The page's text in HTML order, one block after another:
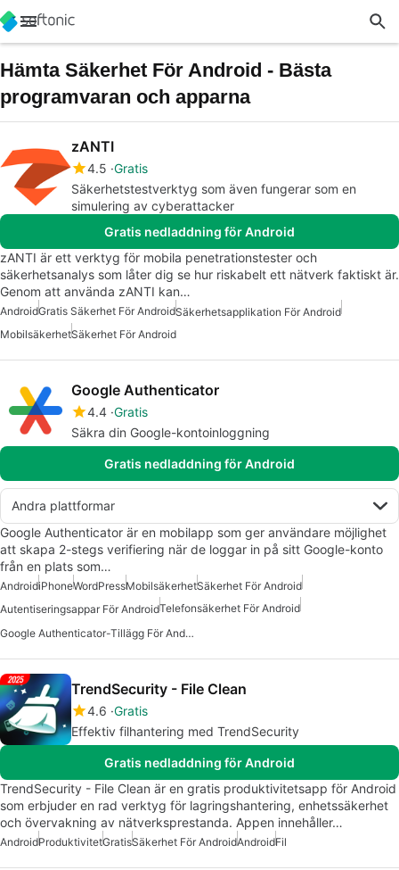
Hämta Säkerhet För Android - Bästa
programvaran och apparna
zANTI
4.5 Gratis
Säkerhetstestverktyg som även fungerar som en
simulering av cyberattacker
Gratis nedladdning för Android
zANTI är ett verktyg för mobila penetrationstester och
säkerhetsanalys som låter dig se hur riskabelt ett nätverk faktiskt är.
Genom att använda zANTI kan…
AndroidGratis Säkerhet För AndroidSäkerhetsapplikation För Android
MobilsäkerhetSäkerhet För Android
Google Authenticator
4.4 Gratis
Säkra din Google-kontoinloggning
Gratis nedladdning för Android
Andra plattformar
Google Authenticator är en mobilapp som ger användare möjlighet
att skapa 2-stegs verifiering när de loggar in på sitt Google-konto
från en plats som…
AndroidiPhoneWordPressMobilsäkerhetSäkerhet För Android
Autentiseringsappar För AndroidTelefonsäkerhet För Android
Google Authenticator-Tillägg För Android
TrendSecurity - File Clean
4.6 Gratis
Effektiv filhantering med TrendSecurity
Gratis nedladdning för Android
TrendSecurity - File Clean är en gratis produktivitetsapp för Android
som erbjuder en rad verktyg för lagringshantering, enhetssäkerhet
och övervakning av nätverksprestanda. Appen innehåller…
AndroidProduktivitetGratisSäkerhet För AndroidAndroidFil